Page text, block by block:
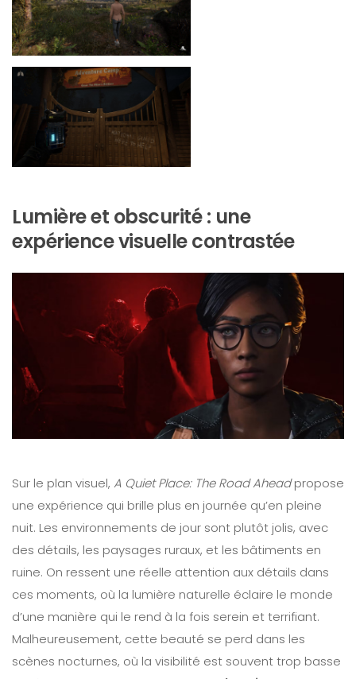
Lumière et obscurité : une
expérience visuelle contrastée
Sur le plan visuel, A Quiet Place: The Road Aheadpropose
une expérience qui brille plus en journée qu’en pleine
nuit. Les environnements de jour sont plutôt jolis, avec
des détails, les paysages ruraux, et les bâtiments en
ruine. On ressent une réelle attention aux détails dans
ces moments, où la lumière naturelle éclaire le monde
d’une manière qui le rend à la fois serein et terrifiant.
Malheureusement, cette beauté se perd dans les
scènes nocturnes, où la visibilité est souvent trop basse